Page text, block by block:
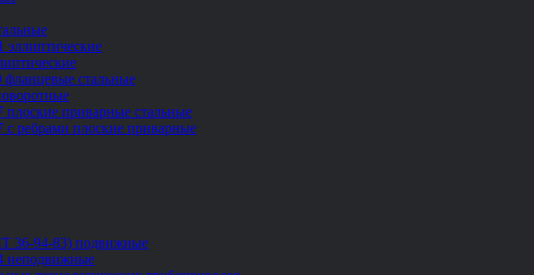
стальные
приварные стальные
ребрами плоские приварные
36-94-83) подвижные
неподвижные